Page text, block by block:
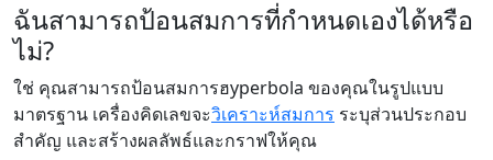
ฉันสามารถป้อนสมการที่กำหนดเองได้หรือ
ไม่?
ใช่ คุณสามารถป้อนสมการฮyperbola ของคุณในรูปแบบ
มาตรฐาน เครื่องคิดเลขจะวิเคราะห์สมการ ระบุส่วนประกอบ
สำคัญ และสร้างผลลัพธ์และกราฟให้คุณ